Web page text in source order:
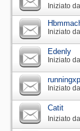
Iniziato da
Iniziato da
Edenly
Iniziato da
Iniziato da
Catit
Iniziato da